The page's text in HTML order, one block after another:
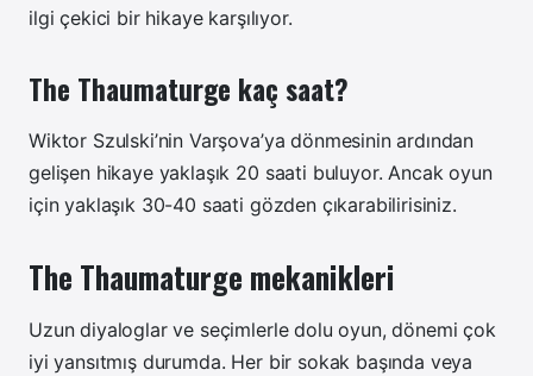
ilgi çekici bir hikaye karşılıyor.
The Thaumaturge kaç saat?
Wiktor Szulski’nin Varşova’ya dönmesinin ardından
gelişen hikaye yaklaşık 20 saati buluyor. Ancak oyun
için yaklaşık 30-40 saati gözden çıkarabilirisiniz.
The Thaumaturge mekanikleri
Uzun diyaloglar ve seçimlerle dolu oyun, dönemi çok
iyi yansıtmış durumda. Her bir sokak başında veya